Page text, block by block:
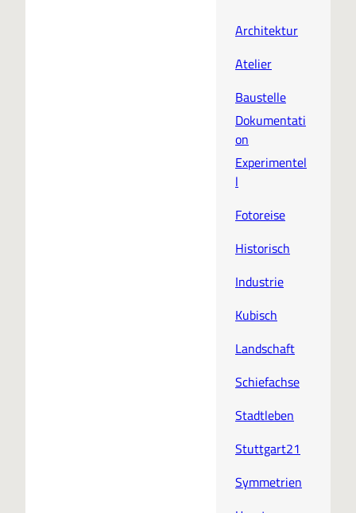
Architektur
Atelier
Baustelle
Dokumentati
on
Experimentel
l
Fotoreise
Historisch
Industrie
Kubisch
Landschaft
Schiefachse
Stadtleben
Stuttgart21
Symmetrien